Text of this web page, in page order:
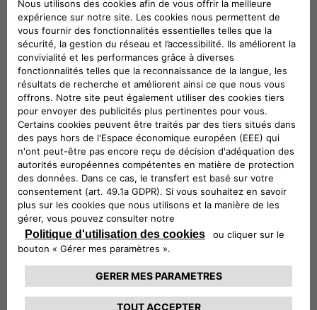
conditions, veuillez consulter les conditions
générales disponibles sur alfaromeo.be.
*Offre valable pour l'achat d'une Alfa Romeo
neuve entre le 01/07/2026 et le 31/10/2026
auprès du réseau officiel Alfa Romeo en
Belgique et immatriculée en Belgique. Non
échangeable pour un avantage équivalent.
CONDITIONS GÉNÉRALES